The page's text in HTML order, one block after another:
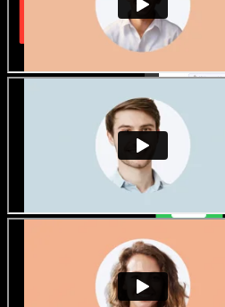
زنانہ آوازیں اور
دستیاب